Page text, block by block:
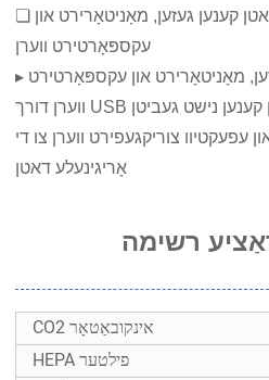
❏ היסטארישע דאטן קענען געזען, מאָניטאָרירט און
עקספּאָרטירט ווערן
▸ היסטארישע דאטן קענען געזען, מאָניטאָרירט און עקספּאָרטירט
ווערן דורך USB פּאָרט, היסטארישע דאטן קענען נישט געביטן
עפעקטיוו צוריקגעפירט ווערן צו די
אָריגינעלע דאטן
CO2 אינקובאַטאָר
HEPA פילטער